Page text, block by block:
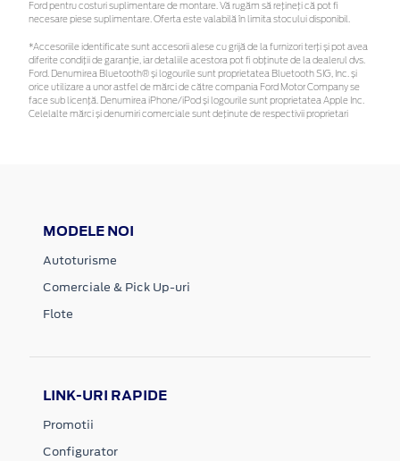
Ford pentru costuri suplimentare de montare. Vă rugăm să rețineți că pot fi
necesare piese suplimentare. Oferta este valabilă în limita stocului disponibil.
*Accesoriile identificate sunt accesorii alese cu grijă de la furnizori terți și pot avea
diferite condiții de garanție, iar detaliile acestora pot fi obținute de la dealerul dvs.
Ford. Denumirea Bluetooth® și logourile sunt proprietatea Bluetooth SIG, Inc. și
orice utilizare a unor astfel de mărci de către compania Ford Motor Company se
face sub licență. Denumirea iPhone/iPod și logourile sunt proprietatea Apple Inc.
Celelalte mărci și denumiri comerciale sunt deținute de respectivii proprietari
MODELE NOI
Autoturisme
Comerciale & Pick Up-uri
Flote
LINK-URI RAPIDE
Promotii
Configurator